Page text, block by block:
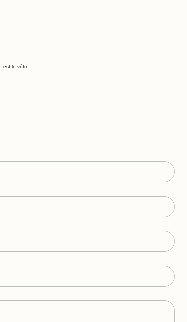
le vôtre.